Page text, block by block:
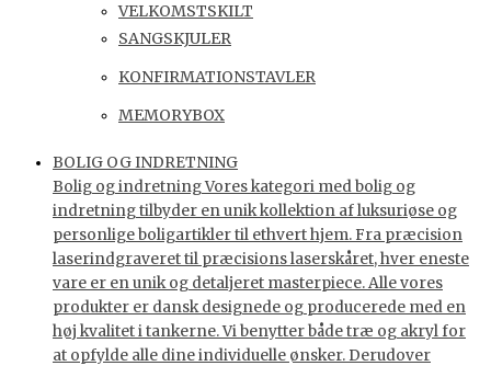
VELKOMSTSKILT
SANGSKJULER
KONFIRMATIONSTAVLER
MEMORYBOX
BOLIG OG INDRETNING
Bolig og indretning Vores kategori med bolig og
indretning tilbyder en unik kollektion af luksuriøse og
personlige boligartikler til ethvert hjem. Fra præcision
laserindgraveret til præcisions laserskåret, hver eneste
vare er en unik og detaljeret masterpiece. Alle vores
produkter er dansk designede og producerede med en
høj kvalitet i tankerne. Vi benytter både træ og akryl for
at opfylde alle dine individuelle ønsker. Derudover